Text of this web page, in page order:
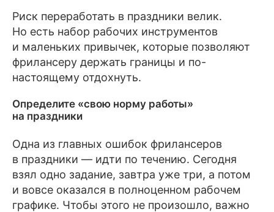
Риск переработать в праздники велик.
Но есть набор рабочих инструментов
и маленьких привычек, которые позволяют
фрилансеру держать границы и по-
настоящему отдохнуть.
Определите «свою норму работы»
на праздники
Одна из главных ошибок фрилансеров
в праздники — идти по течению. Сегодня
взял одно задание, завтра уже три, а потом
и вовсе оказался в полноценном рабочем
графике. Чтобы этого не произошло, важно